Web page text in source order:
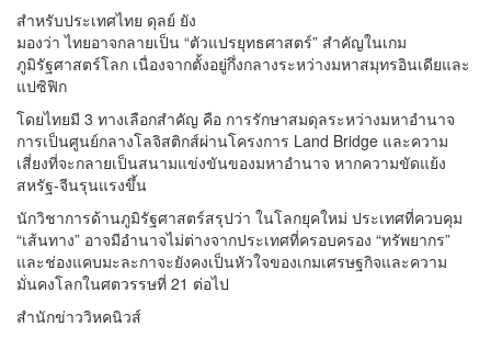
สำหรับประเทศไทย ดุลย์ ยัง
มองว่า ไทยอาจกลายเป็น “ตัวแปรยุทธศาสตร์” สำคัญในเกม
ภูมิรัฐศาสตร์โลก เนื่องจากตั้งอยู่กึ่งกลางระหว่างมหาสมุทรอินเดียและ
แปซิฟิก
โดยไทยมี 3 ทางเลือกสำคัญ คือ การรักษาสมดุลระหว่างมหาอำนาจ
การเป็นศูนย์กลางโลจิสติกส์ผ่านโครงการ Land Bridge และความ
เสี่ยงที่จะกลายเป็นสนามแข่งขันของมหาอำนาจ หากความขัดแย้ง
สหรัฐ-จีนรุนแรงขึ้น
นักวิชาการด้านภูมิรัฐศาสตร์สรุปว่า ในโลกยุคใหม่ ประเทศที่ควบคุม
“เส้นทาง” อาจมีอำนาจไม่ต่างจากประเทศที่ครอบครอง “ทรัพยากร”
และช่องแคบมะละกาจะยังคงเป็นหัวใจของเกมเศรษฐกิจและความ
มั่นคงโลกในศตวรรษที่ 21 ต่อไป
สำนักข่าววิหคนิวส์